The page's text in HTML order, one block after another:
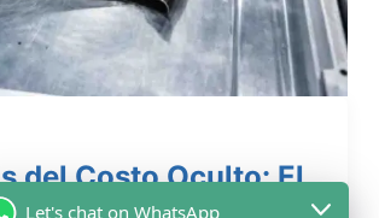
del Costo Oculto: El
Let's chat on WhatsApp